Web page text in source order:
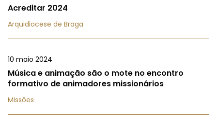
Acreditar 2024
Arquidiocese de Braga
10 maio 2024
Música e animação são o mote no encontro
formativo de animadores missionários
Missões